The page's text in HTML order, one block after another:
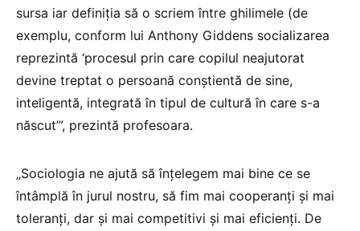
sursa iar definiția să o scriem între ghilimele (de
exemplu, conform lui Anthony Giddens socializarea
reprezintă ‘procesul prin care copilul neajutorat
devine treptat o persoană conștientă de sine,
inteligentă, integrată în tipul de cultură în care s-a
născut’”, prezintă profesoara.
„Sociologia ne ajută să înțelegem mai bine ce se
întâmplă în jurul nostru, să fim mai cooperanți și mai
toleranți, dar și mai competitivi și mai eficienți. De